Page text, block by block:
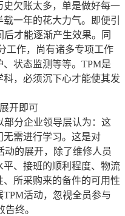
欠账太多，单是做好每一
一年的花大力气。即便引
后才能逐渐产生效果。同
工作，尚有诸多专项工作
状态监测等等。TPM是
，必须沉下心才能使其发
开即可
部分企业领导层认为：这
无需进行学习。这是对
动的展开，除了维修人员
、接班的顺利程度、物流
所采购来的备件的可用性
活动，忽视全员参与
终。